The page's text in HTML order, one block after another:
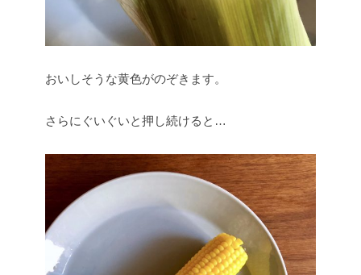
おいしそうな黄色がのぞきます。
さらにぐいぐいと押し続けると…